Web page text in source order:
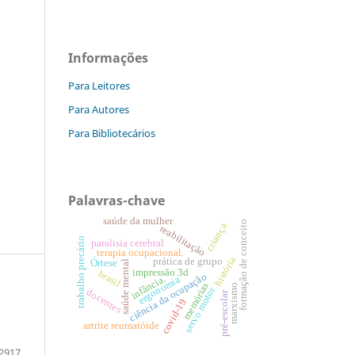
Informações
Para Leitores
Para Autores
Para Bibliotecários
Palavras-chave
ciência da ocupação
prática de grupo
saúde mental
terapia ocupacional.
brasil história
memórias
Órtese
impressão 3d
artrite reumatóide servo motor
reabilitação
docentes ergonomia formação de conceito
paralisia cerebral
pré-escolar
saúde da mulher
covid-19
trabalho precário criança
marxismo
infância.